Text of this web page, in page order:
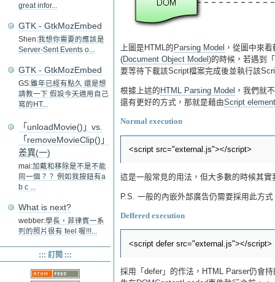
上圖是HTML的 Parsing Model ，從圖中來
(Document Object Model )的時候，若遇到
要等待下載該Script檔案完成後並執行該
根據上述的 HTML Parsing Model ，我們就
還有更好的方式，那就是藉由Script element
Normal execution
這是一般常見的用法，但大多數的時候其
P.S. 一般的內嵌外部廣告仍需要採用此方
Deffered execution
採用「defer」的作法，HTML Parser仍會
great infor...
GTK - GtkMozEmbed
Shen:我想你需要的應該是
Server-Sent Events o...
GTK - GtkMozEmbed
GS:雖年已經有點久 還是想
請教一下 假設今天適用自己
寫的HT...
「unloadMovie()」vs.
「removeMovieClip()」
差異(一)
mai:加戴和移除是不是不能
同一個？？ 例如我按鈕有a
b c ...
What is next?
webber:學長，菲律賓一系
列的照片很有 feel 喔!!!...
::: 訂閱 :::